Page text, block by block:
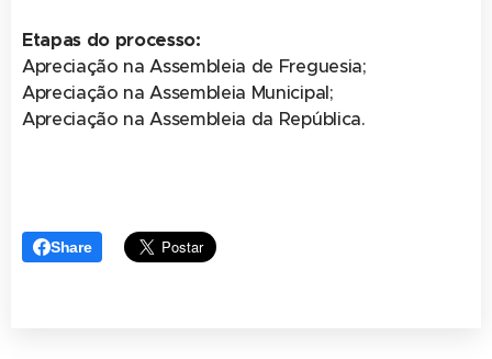
Etapas do processo:
Apreciação na Assembleia de Freguesia;
Apreciação na Assembleia Municipal;
Apreciação na Assembleia da República.
Share